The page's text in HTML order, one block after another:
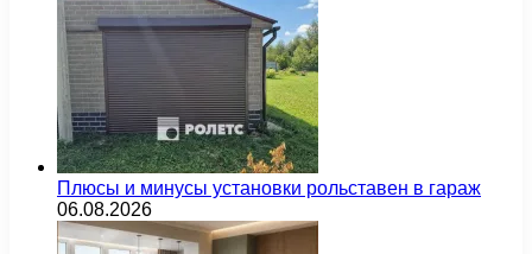
Плюсы и минусы установки рольставен в гараж
06.08.2026